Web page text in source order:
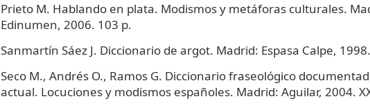
Prieto M. Hablando en plata. Modismos y metáforas culturales.
Edinumen, 2006. 103 p.
Sanmartín Sáez J. Diccionario de argot. Madrid: Espasa Calpe,
Seco M., Andrés O., Ramos G. Diccionario fraseológico
actual. Locuciones y modismos españoles. Madrid: Aguilar, 2004.